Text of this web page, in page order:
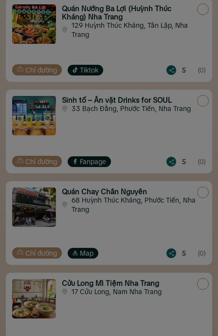
Quán Nướng Ba Lợi (Huỳnh Thúc
Kháng) Nha Trang
129 Huỳnh Thúc Kháng, Tân Lập, Nha
Trang
Chỉ đường Tiktok 5 (0)
Sinh tố – Ăn vặt Drinks for SOUL
33 Bạch Đằng, Phước Tiến, Nha Trang
Chỉ đường Fanpage 5 (0)
Quán Chay Chân Nguyên
68 Huỳnh Thúc Kháng, Phước Tiến, Nha
Trang
Chỉ đường Map 5 (0)
Cửu Long Mì Tiệm Nha Trang
17 Cửu Long, Nam Nha Trang